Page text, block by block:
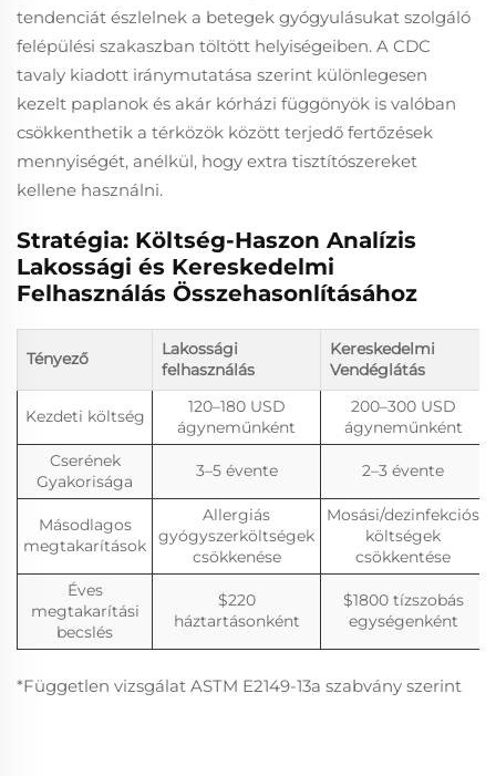
tendenciát észlelnek a betegek gyógyulásukat szolgáló
felépülési szakaszban töltött helyiségeiben. A CDC
tavaly kiadott iránymutatása szerint különlegesen
kezelt paplanok és akár kórházi függönyök is valóban
csökkenthetik a térközök között terjedő fertőzések
mennyiségét, anélkül, hogy extra tisztítószereket
kellene használni.
Stratégia: Költség-Haszon Analízis
Lakossági és Kereskedelmi
Felhasználás Összehasonlításához
Tényező
Lakossági
felhasználás
Kereskedelmi
Vendéglátás
Kezdeti költség
120–180 USD
ágyneműnként
200–300 USD
ágyneműnként
Cserének
Gyakorisága
3–5 évente 2–3 évente
Másodlagos
megtakarítások
Allergiás
gyógyszerköltségek
csökkenése
Mosási/dezinfekciós
költségek
csökkentése
Éves
megtakarítási
becslés
$220
háztartásonként
$1800 tízszobás
egységenként
*Független vizsgálat ASTM E2149-13a szabvány szerint